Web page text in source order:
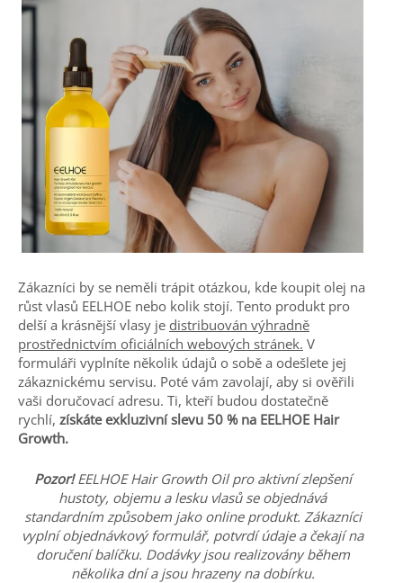
Zákazníci by se neměli trápit otázkou, kde koupit olej na
růst vlasů EELHOE nebo kolik stojí. Tento produkt pro
delší a krásnější vlasy je distribuován výhradně
prostřednictvím oficiálních webových stránek. V
formuláři vyplníte několik údajů o sobě a odešlete jej
zákaznickému servisu. Poté vám zavolají, aby si ověřili
vaši doručovací adresu. Ti, kteří budou dostatečně
rychlí, získáte exkluzivní slevu 50 % na EELHOE Hair
Growth.
Pozor!EELHOE Hair Growth Oil pro aktivní zlepšení
hustoty, objemu a lesku vlasů se objednává
standardním způsobem jako online produkt. Zákazníci
vyplní objednávkový formulář, potvrdí údaje a čekají na
doručení balíčku. Dodávky jsou realizovány během
několika dní a jsou hrazeny na dobírku.